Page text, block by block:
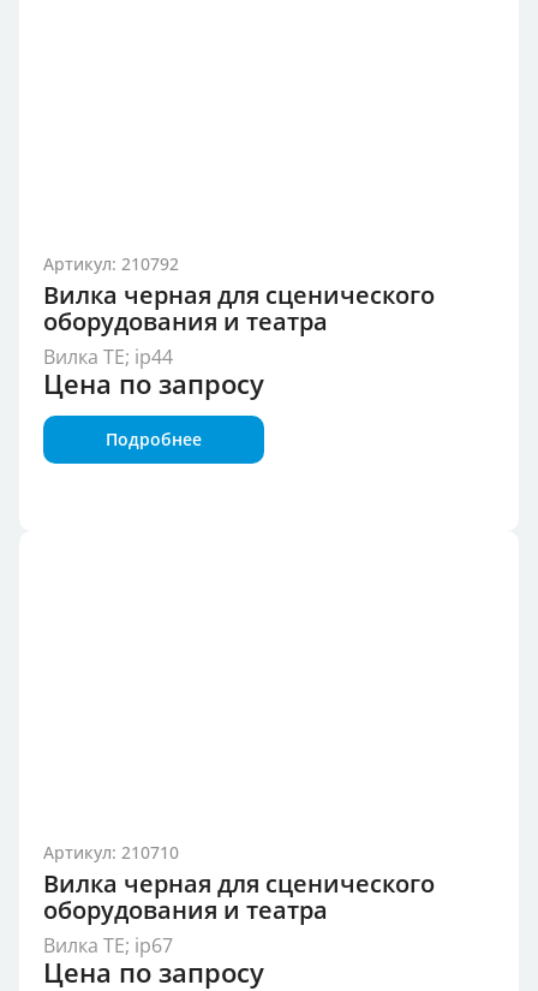
Артикул: 210792
Вилка черная для сценического
оборудования и театра
Вилка TE; ip44
Цена по запросу
Подробнее
Артикул: 210710
Вилка черная для сценического
оборудования и театра
Вилка TE; ip67
Цена по запросу